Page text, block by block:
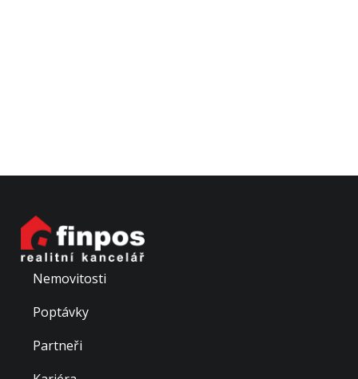
Nemovitosti
Poptávky
Partneři